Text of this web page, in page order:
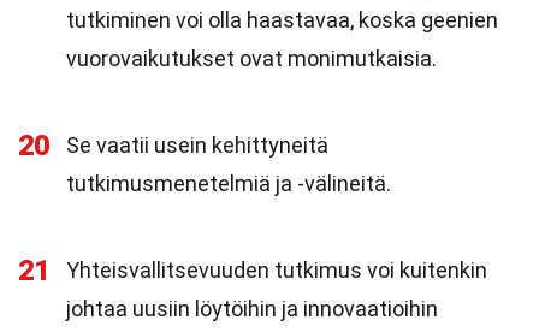
tutkiminen voi olla haastavaa, koska geenien
vuorovaikutukset ovat monimutkaisia.
20
Se vaatii usein kehittyneitä
tutkimusmenetelmiä ja -välineitä.
21
Yhteisvallitsevuuden tutkimus voi kuitenkin
johtaa uusiin löytöihin ja innovaatioihin